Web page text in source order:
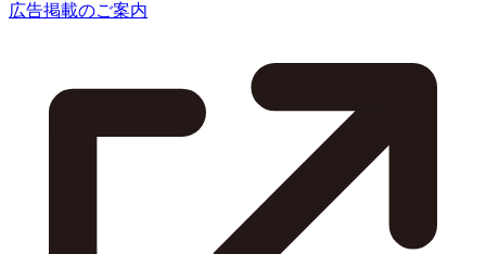
広告掲載のご案内